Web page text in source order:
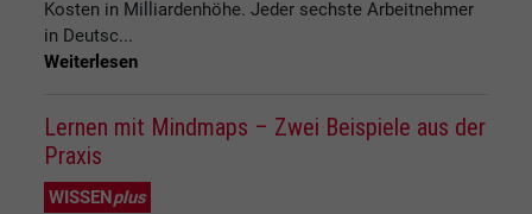
Kosten in Milliardenhöhe. Jeder sechste Arbeitnehmer
in Deutsc...
Weiterlesen
Lernen mit Mindmaps – Zwei Beispiele aus der
Praxis
WISSENplus